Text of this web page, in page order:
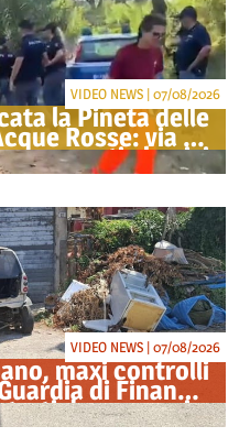
la Pineta delle
Rosse: via gli
abusivi
VIDEO NEWS | 07/08/2026
maxi controlli
di Finanza:
droga, armi e
di auto rubate
VIDEO NEWS | 07/08/2026